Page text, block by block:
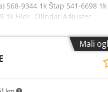
568-9344 1k Štap 541-6698 1k
1k Hidr. Cilindar Adjuster
540-1327 2k Hidr. Hod cilindra
/ 625-7594 1k Prenos slučaj
radijatora 590-0290 2k usisni
prsten 550-4954 1k kardanska
110-6135 1k Upravljačka
za skladištenje 556-5556 1k
Mali